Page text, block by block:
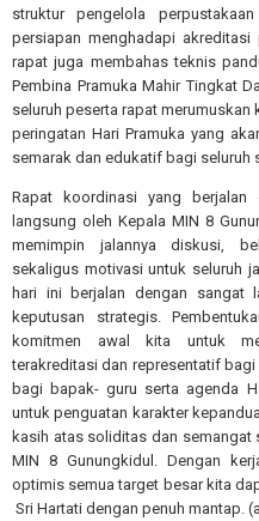
struktur pengelola
persiapan menghadapi akreditasi
rapat juga membahas teknis
Pembina Pramuka Mahir Tingkat
seluruh peserta rapat
peringatan Hari Pramuka yang
semarak dan edukatif bagi seluruh
Rapat koordinasi yang
langsung oleh Kepala MIN 8
memimpin jalannya diskusi,
sekaligus motivasi untuk seluruh
hari ini berjalan dengan sangat
keputusan strategis.
komitmen awal kita untuk
terakreditasi dan representatif
bagi bapak- guru serta agenda
untuk penguatan karakter
kasih atas soliditas dan semangat
MIN 8 Gunungkidul. Dengan
optimis semua target besar kita
Sri Hartati dengan penuh mantap.